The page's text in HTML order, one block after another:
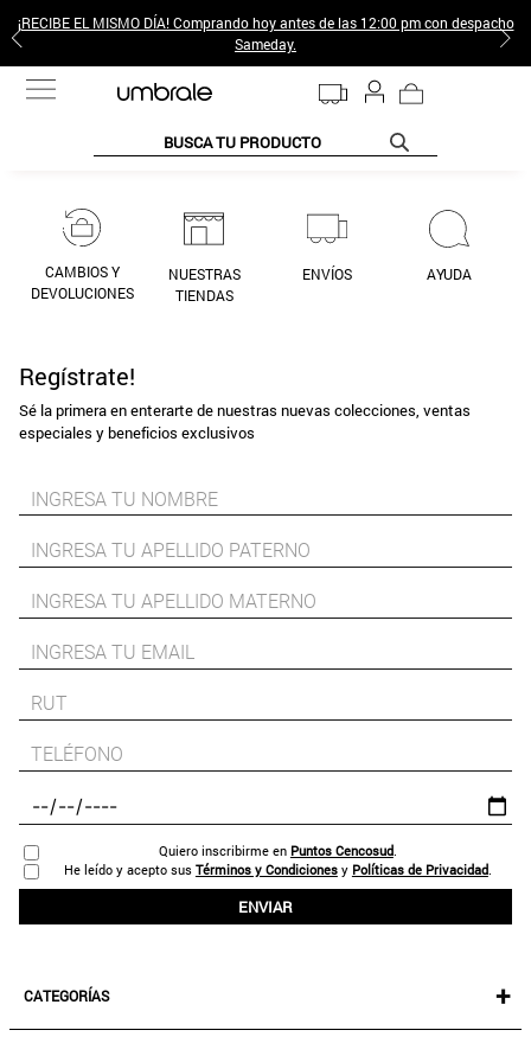
¡RECIBE EL MISMO DÍA! Comprando hoy antes de las 12:00 pm con despacho
Sameday.
BUSCA TU PRODUCTO
CAMBIOS Y
DEVOLUCIONES
NUESTRAS
TIENDAS
ENVÍOS AYUDA
Regístrate!
Sé la primera en enterarte de nuestras nuevas colecciones, ventas
especiales y beneficios exclusivos
Quiero inscribirme en Puntos Cencosud.
He leído y acepto sus Términos y Condiciones y Políticas de Privacidad.
ENVIAR
CATEGORÍAS +
1.
jeans pantalones
2.
poleras mujer
5
6.
botin
8.
collar
9.
aros
10. blanco